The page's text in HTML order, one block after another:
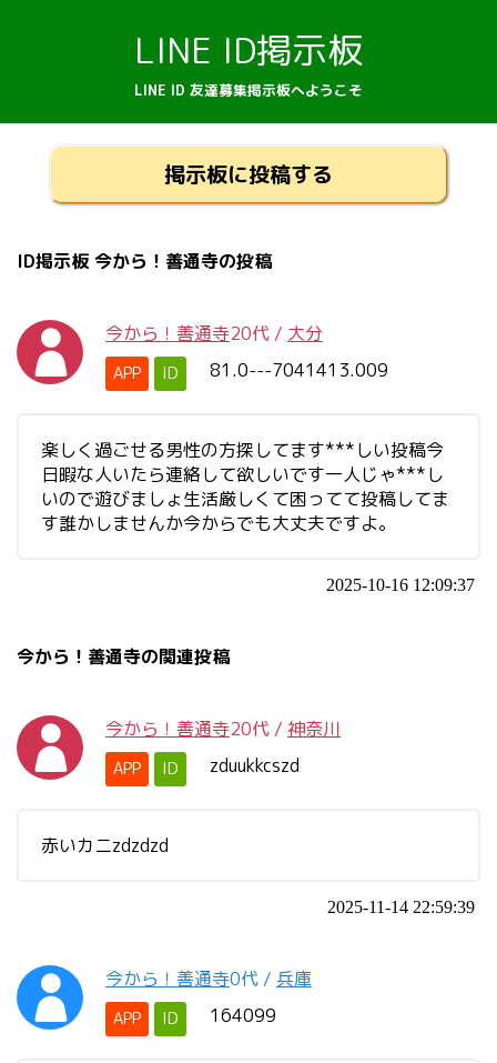
LINE ID掲示板
LINE ID 友達募集掲示板へようこそ
掲示板に投稿する
ID掲示板 今から！善通寺の投稿
今から！善通寺20代 / 大分
APP ID 81.0---7041413.009
楽しく過ごせる男性の方探してます***しい投稿今
日暇な人いたら連絡して欲しいです一人じゃ***し
いので遊びましょ生活厳しくて困ってて投稿してま
す誰かしませんか今からでも大丈夫ですよ。
2025-10-16 12:09:37
今から！善通寺の関連投稿
今から！善通寺20代 / 神奈川
APP ID zduukkcszd
赤いカニzdzdzd
2025-11-14 22:59:39
今から！善通寺0代 / 兵庫
APP ID 164099